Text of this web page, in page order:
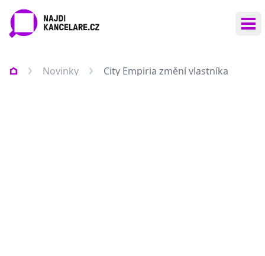
Novinky City Empiria změní vlastníka